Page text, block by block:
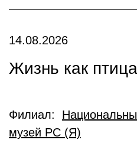
14.08.2026
Жизнь как
Филиал:
музей РС (Я)